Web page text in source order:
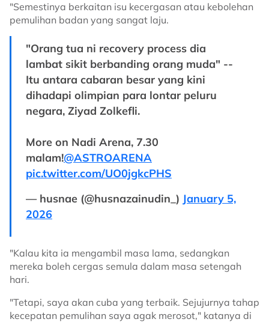
"Semestinya berkaitan isu kecergasan atau kebolehan
pemulihan badan yang sangat laju.
"Orang tua ni recovery process dia
lambat sikit berbanding orang muda" --
Itu antara cabaran besar yang kini
dihadapi olimpian para lontar peluru
negara, Ziyad Zolkefli.
More on Nadi Arena, 7.30
malam!@ASTROARENA
pic.twitter.com/UO0jgkcPHS
— husnae (@husnazainudin_) January 5,
2026
"Kalau kita ia mengambil masa lama, sedangkan
mereka boleh cergas semula dalam masa setengah
hari.
"Tetapi, saya akan cuba yang terbaik. Sejujurnya tahap
kecepatan pemulihan saya agak merosot," katanya di